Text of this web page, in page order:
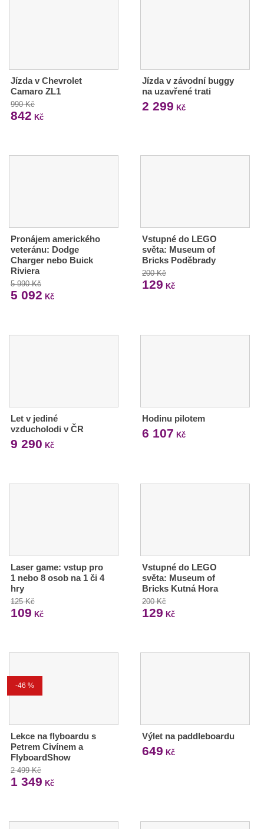
Jízda v Chevrolet
Camaro ZL1
990 Kč
842 Kč
Jízda v závodní buggy
na uzavřené trati
2 299 Kč
Pronájem amerického
veteránu: Dodge
Charger nebo Buick
Riviera
5 990 Kč
5 092 Kč
Vstupné do LEGO
světa: Museum of
Bricks Poděbrady
200 Kč
129 Kč
Let v jediné
vzducholodi v ČR
9 290 Kč
Hodinu pilotem
6 107 Kč
Laser game: vstup pro
1 nebo 8 osob na 1 či 4
hry
125 Kč
109 Kč
Vstupné do LEGO
světa: Museum of
Bricks Kutná Hora
200 Kč
129 Kč
-46 %
Lekce na flyboardu s
Petrem Civínem a
FlyboardShow
2 499 Kč
1 349 Kč
Výlet na paddleboardu
649 Kč